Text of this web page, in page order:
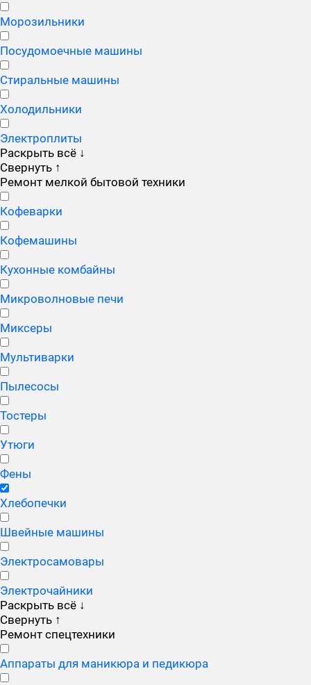
Морозильники
Посудомоечные машины
Стиральные машины
Холодильники
Электроплиты
Раскрыть всё ↓
Свернуть ↑
Ремонт мелкой бытовой техники
Кофеварки
Кофемашины
Кухонные комбайны
Микроволновые печи
Миксеры
Мультиварки
Пылесосы
Тостеры
Утюги
Фены
Хлебопечки
Швейные машины
Электросамовары
Электрочайники
Раскрыть всё ↓
Свернуть ↑
Ремонт спецтехники
Аппараты для маникюра и педикюра